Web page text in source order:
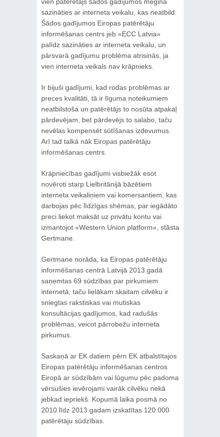
sazināties ar interneta veikalu, kas neatbild.
Šādos gadījumos Eiropas patērētāju
informēšanas centrs jeb «ECC Latvia»
palīdz sazināties ar interneta veikalu, un
pārsvarā gadījumu problēma atrisinās, ja
vien interneta veikals nav krāpnieks.
Ir bijuši gadījumi, kad rodas problēmas ar
preces kvalitāti, tā ir līguma noteikumiem
neatbilstoša un patērētājs to nosūta atpakaļ
pārdevējam, bet pārdevējs to salabo, taču
nevēlas kompensēt sūtīšanas izdevumus.
Arī tad talkā nāk Eiropas patērētāju
informēšanas centrs.
Krāpniecības gadījumi visbiežāk esot
novēroti starp Lielbritānijā bāzētiem
interneta veikaliņiem vai komersantiem, kas
darbojas pēc līdzīgas shēmas, par iegādāto
preci liekot maksāt uz privātu kontu vai
izmantojot «Western Union platform», stāsta
Gertmane.
Gertmane norāda, ka Eiropas patērētāju
informēšanas centrā Latvijā 2013.gadā
saņemtas 69 sūdzības par pirkumiem
internetā, taču lielākam skaitam cilvēku ir
sniegtas rakstiskas vai mutiskas
konsultācijas gadījumos, kad radušās
problēmas, veicot pārrobežu interneta
pirkumus.
Saskaņā ar EK datiem pērn EK atbalstītajos
Eiropas patērētāju informēšanas centros
Eiropā ar sūdzībām vai lūgumu pēc padoma
vērsušies ievērojami vairāk cilvēku nekā
jebkad iepriekš. Kopumā laika posmā no
2010.līdz 2013.gadam izskatītas 120 000
patērētāju sūdzības.